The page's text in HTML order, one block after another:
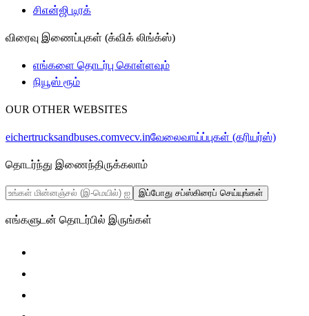
சிஎன்ஜி டிரக்
விரைவு இணைப்புகள் (க்விக் லிங்க்ஸ்)
எங்களை தொடர்பு கொள்ளவும்
நியூஸ் ரூம்
OUR OTHER WEBSITES
eichertrucksandbuses.comvecv.inவேலைவாய்ப்புகள் (கரியர்ஸ்)
தொடர்ந்து இணைந்திருக்கலாம்
இப்போது சப்ஸ்கிரைப் செய்யுங்கள்
எங்களுடன் தொடர்பில் இருங்கள்